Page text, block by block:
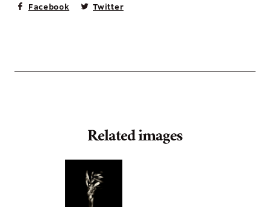
Facebook Twitter
Related images